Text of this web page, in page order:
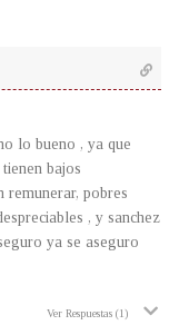
lo bueno , ya que
bajos
remunerar, pobres
, y sanchez
ya se aseguro
Ver Respuestas (1)